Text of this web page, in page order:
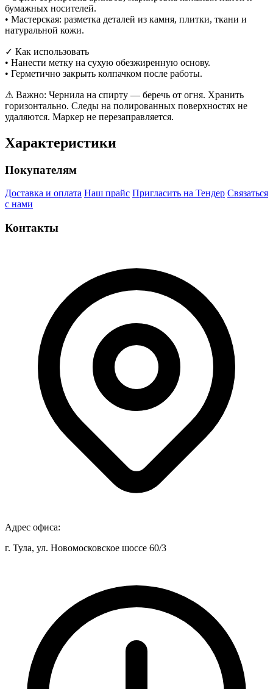
бумажных носителей.
• Мастерская: разметка деталей из камня, плитки, ткани и
натуральной кожи.
✓ Как использовать
• Нанести метку на сухую обезжиренную основу.
• Герметично закрыть колпачком после работы.
⚠ Важно: Чернила на спирту — беречь от огня. Хранить
горизонтально. Следы на полированных поверхностях не
удаляются. Маркер не перезаправляется.
Характеристики
Покупателям
Доставка и оплата Наш прайс Пригласить на Тендер Связаться
с нами
Контакты
Адрес офиса:
г. Тула, ул. Новомосковское шоссе 60/3